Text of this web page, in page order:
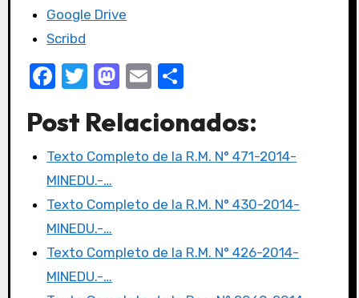
Google Drive
Scribd
F
c
e
b
o
o
k
T
it
te
r
M
st
o
o
E
ail m
p
tir
Post Relacionados:
Texto Completo de la R.M. N° 471-2014-
MINEDU.-…
Texto Completo de la R.M. N° 430-2014-
MINEDU.-…
Texto Completo de la R.M. N° 426-2014-
MINEDU.-…